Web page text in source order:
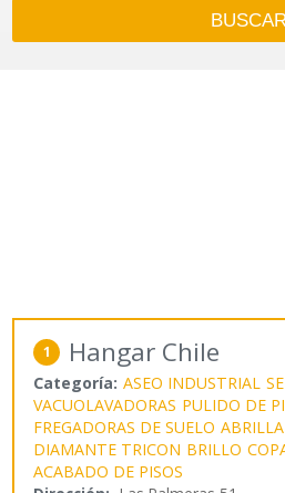
1 Hangar Chile
Categoría: ASEO INDUSTRIAL
VACUOLAVADORAS PULIDO DE
FREGADORAS DE SUELO
DIAMANTE TRICON BRILLO
ACABADO DE PISOS